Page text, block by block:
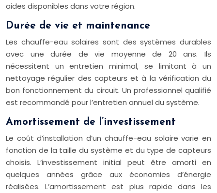
aides disponibles dans votre région.
Durée de vie et maintenance
Les chauffe-eau solaires sont des systèmes durables
avec une durée de vie moyenne de 20 ans. Ils
nécessitent un entretien minimal, se limitant à un
nettoyage régulier des capteurs et à la vérification du
bon fonctionnement du circuit. Un professionnel qualifié
est recommandé pour l’entretien annuel du système.
Amortissement de l’investissement
Le coût d’installation d’un chauffe-eau solaire varie en
fonction de la taille du système et du type de capteurs
choisis. L’investissement initial peut être amorti en
quelques années grâce aux économies d’énergie
réalisées. L’amortissement est plus rapide dans les